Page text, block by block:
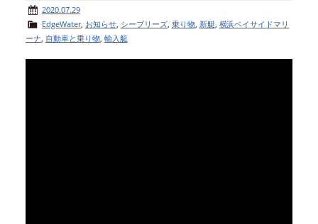
2020.07.29
EdgeWater, お知らせ, シーブリーズ, 乗り物, 新艇, 横浜ベイサイドマリ
ーナ, 自動車と乗り物, 輸入艇